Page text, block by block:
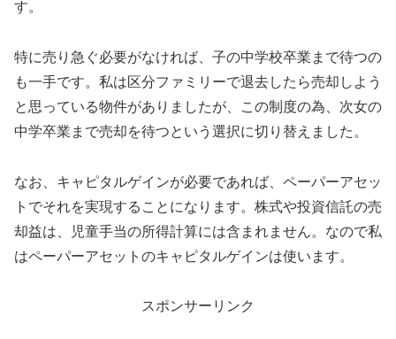
す。
特に売り急ぐ必要がなければ、子の中学校卒業まで待つの
も一手です。私は区分ファミリーで退去したら売却しよう
と思っている物件がありましたが、この制度の為、次女の
中学卒業まで売却を待つという選択に切り替えました。
なお、キャピタルゲインが必要であれば、ペーパーアセッ
トでそれを実現することになります。株式や投資信託の売
却益は、児童手当の所得計算には含まれません。なので私
はペーパーアセットのキャピタルゲインは使います。
スポンサーリンク